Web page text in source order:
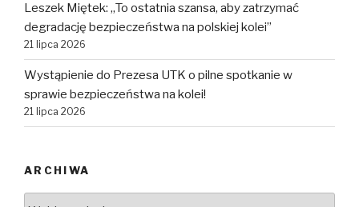
Leszek Miętek: „To ostatnia szansa, aby zatrzymać
degradację bezpieczeństwa na polskiej kolei”
21 lipca 2026
Wystąpienie do Prezesa UTK o pilne spotkanie w
sprawie bezpieczeństwa na kolei!
21 lipca 2026
ARCHIWA